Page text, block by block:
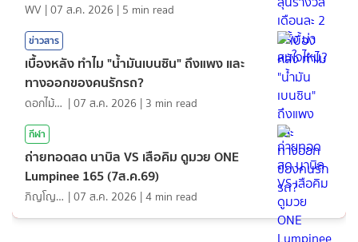
WV |07 ส.ค. 2026 | 5 min read
ข่าวสาร
เบื้องหลัง ทำไม "น้ำมันเบนซิน" ถึงแพง และ
ทางออกของคนรักรถ?
ดอกไม้กับสายน้ำ |07 ส.ค. 2026 | 3 min read
กีฬา
ถ่ายทอดสด นาบิล VS เสือคิม ดูมวย ONE
Lumpinee 165 (7ส.ค.69)
ภิญโญ ส่องแสง |07 ส.ค. 2026 |4 min read